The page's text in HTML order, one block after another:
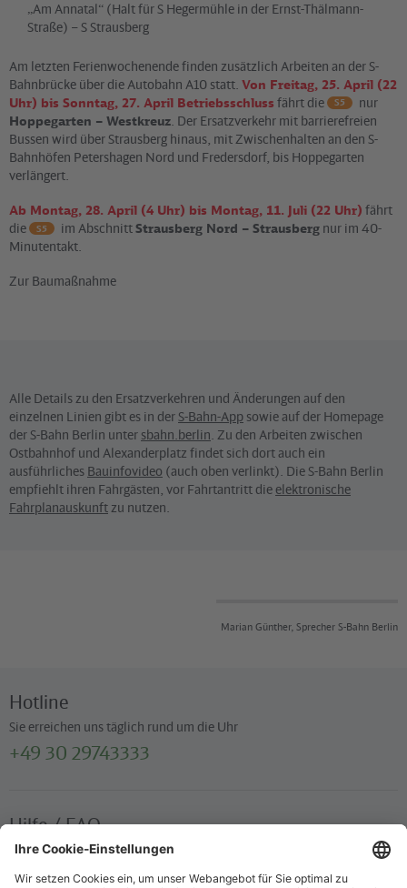
„Am Annatal“ (Halt für S Hegermühle in der Ernst-Thälmann-
Straße) – S Strausberg
Am letzten Ferienwochenende finden zusätzlich Arbeiten an der S-
Bahnbrücke über die Autobahn A10 statt. Von Freitag, 25. April (22
Uhr) bis Sonntag, 27. April Betriebsschluss fährt die S5
nur
Hoppegarten – Westkreuz . Der Ersatzverkehr mit barrierefreien
Bussen wird über Strausberg hinaus, mit Zwischenhalten an den S-
Bahnhöfen Petershagen Nord und Fredersdorf, bis Hoppegarten
verlängert.
Ab Montag, 28. April (4 Uhr) bis Montag, 11. Juli (22 Uhr) fährt
die
S5 im AbschnittStrausberg Nord – Strausberg nur im 40-
Minutentakt.
Zur Baumaßnahme
Alle Details zu den Ersatzverkehren und Änderungen auf den
einzelnen Linien gibt es in der S-Bahn-App sowie auf der Homepage
der S-Bahn Berlin unter sbahn.berlin . Zu den Arbeiten zwischen
Ostbahnhof und Alexanderplatz findet sich dort auch ein
ausführliches Bauinfovideo (auch oben verlinkt). Die S-Bahn Berlin
empfiehlt ihren Fahrgästen, vor Fahrtantritt die elektronische
Fahrplanauskunft zu nutzen.
Marian Günther, Sprecher S-Bahn Berlin
Hotline
Sie erreichen uns täglich rund um die Uhr
+49 30 29743333
Hilfe / FAQ
Die wichtigsten Antworten und Hilfestellungen für unterwegs